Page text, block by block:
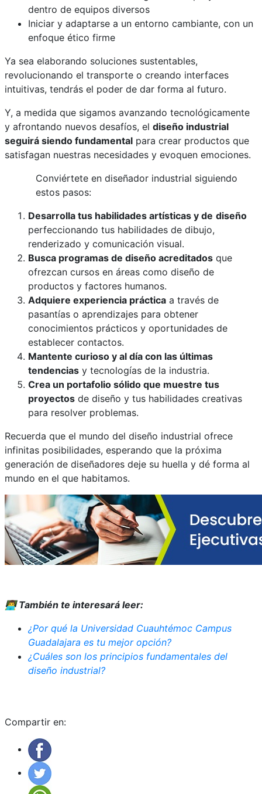
dentro de equipos diversos
Iniciar y adaptarse a un entorno cambiante, con un
enfoque ético firme
Ya sea elaborando soluciones sustentables,
revolucionando el transporte o creando interfaces
intuitivas, tendrás el poder de dar forma al futuro.
Y, a medida que sigamos avanzando tecnológicamente
y afrontando nuevos desafíos, el diseño industrial
seguirá siendo fundamental para crear productos que
satisfagan nuestras necesidades y evoquen emociones.
Conviértete en diseñador industrial siguiendo
estos pasos:
Desarrolla tus habilidades artísticas y de diseño
perfeccionando tus habilidades de dibujo,
renderizado y comunicación visual.
Busca programas de diseño acreditados que
ofrezcan cursos en áreas como diseño de
productos y factores humanos.
Adquiere experiencia práctica a través de
pasantías o aprendizajes para obtener
conocimientos prácticos y oportunidades de
establecer contactos.
Mantente curioso y al día con las últimas
tendencias y tecnologías de la industria.
Crea un portafolio sólido que muestre tus
proyectos de diseño y tus habilidades creativas
para resolver problemas.
Recuerda que el mundo del diseño industrial ofrece
infinitas posibilidades, esperando que la próxima
generación de diseñadores deje su huella y dé forma al
mundo en el que habitamos.
👨‍💻También te interesará leer:
¿Por qué la Universidad Cuauhtémoc Campus
Guadalajara es tu mejor opción?
¿Cuáles son los principios fundamentales del
diseño industrial?
Compartir en: